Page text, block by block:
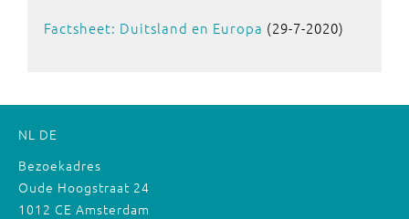
Factsheet: Duitsland en Europa (29-7-2020)
NL DE
Bezoekadres
Oude Hoogstraat 24
1012 CE Amsterdam